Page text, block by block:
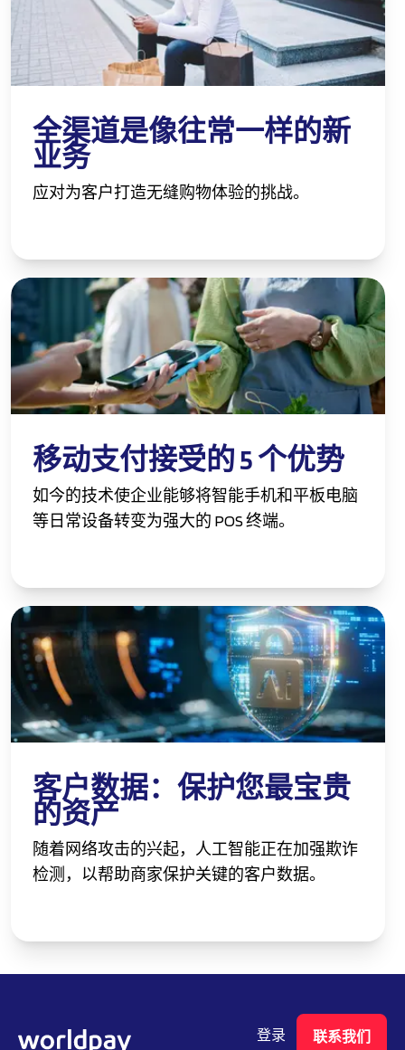
全渠道是像往常一样的新
业务
应对为客户打造无缝购物体验的挑战。
移动支付接受的 5 个优势
如今的技术使企业能够将智能手机和平板电脑
等日常设备转变为强大的 POS 终端。
客户数据：保护您最宝贵
的资产
随着网络攻击的兴起，人工智能正在加强欺诈
检测，以帮助商家保护关键的客户数据。
登录 联系我们